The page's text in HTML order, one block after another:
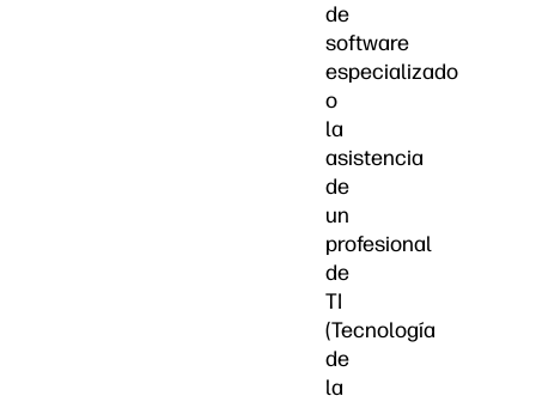
de
software
especializado
o
la
asistencia
de
un
profesional
de
TI
(Tecnología
de
la